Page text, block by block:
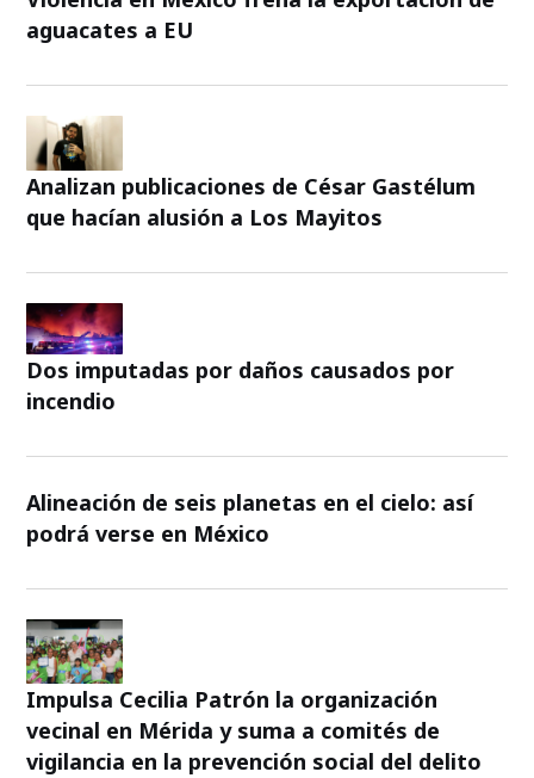
aguacates a EU
Analizan publicaciones de César Gastélum
que hacían alusión a Los Mayitos
Dos imputadas por daños causados por
incendio
Alineación de seis planetas en el cielo: así
podrá verse en México
Impulsa Cecilia Patrón la organización
vecinal en Mérida y suma a comités de
vigilancia en la prevención social del delito